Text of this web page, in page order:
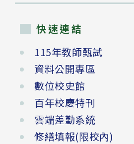
快速連結
115年教師甄試
資料公開專區
數位校史館
百年校慶特刊
雲端差勤系統
修繕填報(限校內)